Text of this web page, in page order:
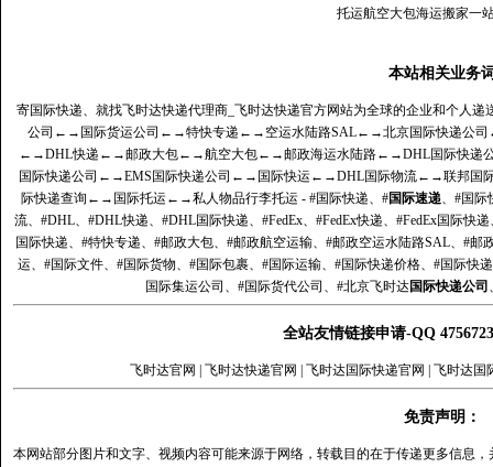
托运航空大包海运搬家一
本站相关业务
寄国际快递、就找飞时达快递代理商_飞时达快递官方网站为全球的企业和个人递
公司 ←→ 国际货运公司 ←→特快专递 ←→ 空运水陆路SAL←→北京国际快递公司
←→DHL快递 ←→邮政大包←→航空大包←→邮政海运水陆路←→DHL国际快递
国际快递公司 ←→EMS国际快递公司 ←→ 国际快运←→DHL国际物流←→联邦国
际快递查询 ←→ 国际托运←→私人物品行李托运 - #国际快递、#国际速递、#国际
流、#DHL、#DHL快递、#DHL国际快递、#FedEx、#FedEx快递、#FedEx国际快
国际快递、#特快专递、#邮政大包、#邮政航空运输、#邮政空运水陆路SAL、#
运、#国际文件、#国际货物、#国际包裹、#国际运输、#国际快递价格、#国际快
国际集运公司、#国际货代公司、#北京飞时达国际快递公司
全站友情链接申请-QQ
飞时达官网 飞时达快递官网 飞时达国际快递官网 飞时达国
免责声明：
本网站部分图片和文字、视频内容可能来源于网络，转载目的在于传递更多信息